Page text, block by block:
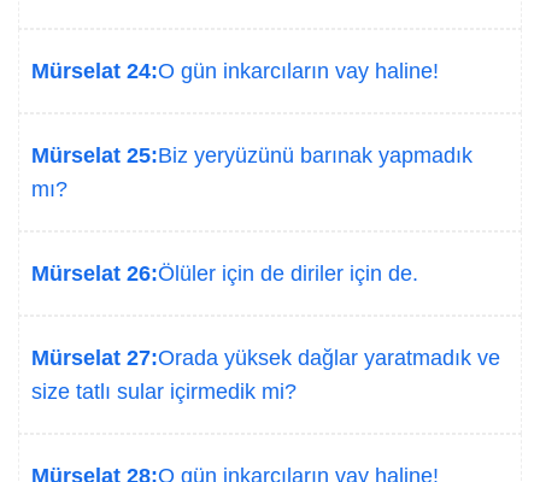
Mürselat 24:O gün inkarcıların vay haline!
Mürselat 25:Biz yeryüzünü barınak yapmadık
mı?
Mürselat 26:Ölüler için de diriler için de.
Mürselat 27:Orada yüksek dağlar yaratmadık ve
size tatlı sular içirmedik mi?
Mürselat 28:O gün inkarcıların vay haline!